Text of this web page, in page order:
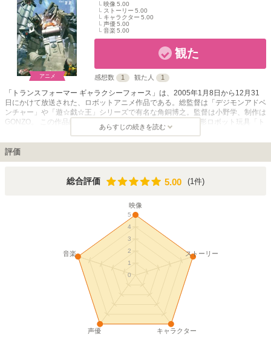
アニメ
映像 5.00
ストーリー 5.00
キャラクター 5.00
声優5.00
音楽5.00
観た
感想数 1 観た人 1
「トランスフォーマー ギャラクシーフォース」は、2005年1月8日から12月31
日にかけて放送された、ロボットアニメ作品である。総監督は「デジモンアドベ
ンチャー」や「遊☆戯☆王」シリーズで有名な角銅博之。監督は小野学、制作は
GONZO。 この作品は、タカラトミーより発売されている変形ロボット玩具「ト
ランスフォーマー」シリーズのアニメ化作品である。ロボットであるトランスフ
ォーマーが3DCGで制作されており、高いグラフィックによる必殺技の動作や変
形バンクなど、滑らかで迫力のある映像が高く評価された。 物語は、突如出現
したグランドブラックホールにトランスフォーマーの故郷セイバートロン星が飲
るところから始まる。宇宙を舞台にしたサイバトロンとデストロンの激しい攻防
あらすじの続きを読む
評価
総合評価 5.00
5.00 (1件)
映像
ストーリー
キャラクター
声優
音楽
0
1
2
3
4
5